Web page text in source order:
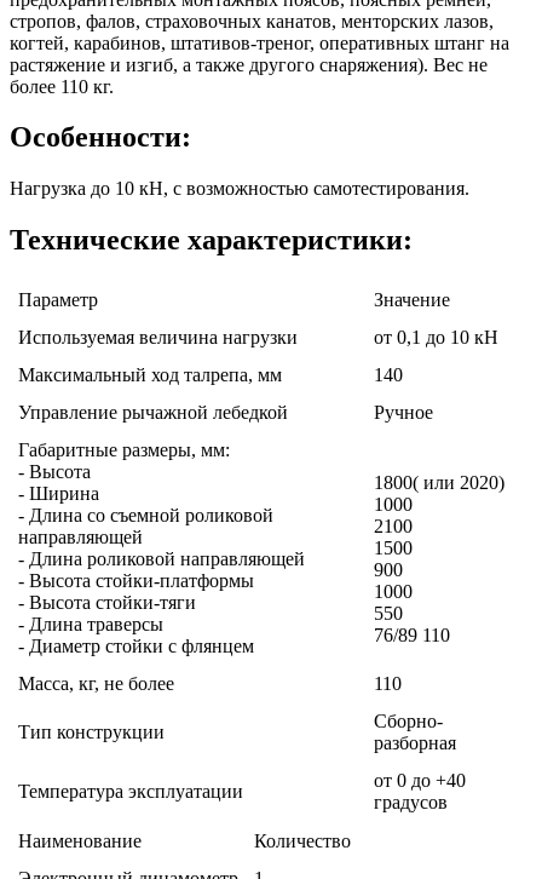
стропов, фалов, страховочных канатов, менторских лазов,
когтей, карабинов, штативов-треног, оперативных штанг на
растяжение и изгиб, а также другого снаряжения). Вес не
более 110 кг.
Особенности:
Нагрузка до 10 кН, с возможностью самотестирования.
Технические характеристики:
Параметр
Значение
Используемая величина нагрузки
от 0,1 до 10 кН
Максимальный ход талрепа, мм
140
Управление рычажной лебедкой
Ручное
Габаритные размеры, мм:
- Высота
- Ширина
- Длина со съемной роликовой
направляющей
- Длина роликовой направляющей
- Высота стойки-платформы
- Высота стойки-тяги
- Длина траверсы
- Диаметр стойки с флянцем
1800( или 2020)
1000
2100
1500
900
1000
550
76/89 110
Масса, кг, не более 110
Тип конструкции
Cборно-
разборная
Температура эксплуатации
от 0 до +40
градусов
Наименование
Количество